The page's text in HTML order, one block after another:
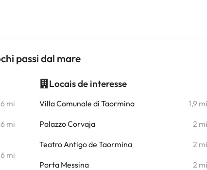
passi dal mare
mi
mi
mi
Locais de interesse
Villa Comunale di Taormina 1,9 mi
Palazzo Corvaja 2 mi
Teatro Antigo de Taormina 2 mi
Porta Messina 2 mi